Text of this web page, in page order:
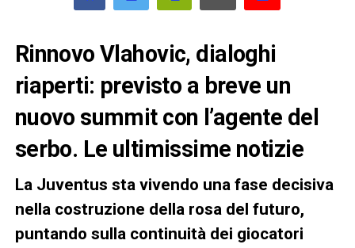
Rinnovo Vlahovic, dialoghi
riaperti: previsto a breve un
nuovo summit con l’agente del
serbo. Le ultimissime notizie
La Juventus sta vivendo una fase decisiva
nella costruzione della rosa del futuro,
puntando sulla continuità dei giocatori